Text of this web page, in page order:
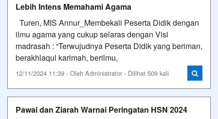
Lebih Intens Memahami Agama
Turen, MIS Annur_Membekali Peserta Didik dengan
ilmu agama yang cukup selaras dengan Visi
madrasah : “Terwujudnya Peserta Didik yang beriman,
berakhlaqul karimah, berilmu,
12/11/2024 11:39 - Oleh Administrator - Dilihat 509 kali
Pawai dan Ziarah Warnai Peringatan HSN 2024